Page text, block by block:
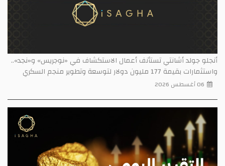
أنجلو جولد أشانتي تستأنف أعمال الاستكشاف في «نوجريس» و«نجد»..
واستثمارات بقيمة 177 مليون دولار لتوسعة وتطوير منجم السكري
06 أغسطس 2026